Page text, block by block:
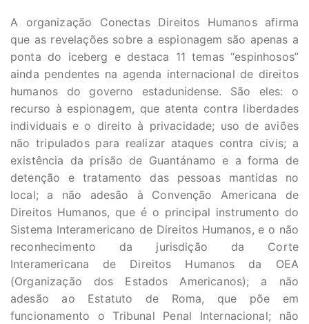
A organização Conectas Direitos Humanos afirma
que as revelações sobre a espionagem são apenas a
ponta do iceberg e destaca 11 temas “espinhosos”
ainda pendentes na agenda internacional de direitos
humanos do governo estadunidense. São eles: o
recurso à espionagem, que atenta contra liberdades
individuais e o direito à privacidade; uso de aviões
não tripulados para realizar ataques contra civis; a
existência da prisão de Guantánamo e a forma de
detenção e tratamento das pessoas mantidas no
local; a não adesão à Convenção Americana de
Direitos Humanos, que é o principal instrumento do
Sistema Interamericano de Direitos Humanos, e o não
reconhecimento da jurisdição da Corte
Interamericana de Direitos Humanos da OEA
(Organização dos Estados Americanos); a não
adesão ao Estatuto de Roma, que põe em
funcionamento o Tribunal Penal Internacional; não